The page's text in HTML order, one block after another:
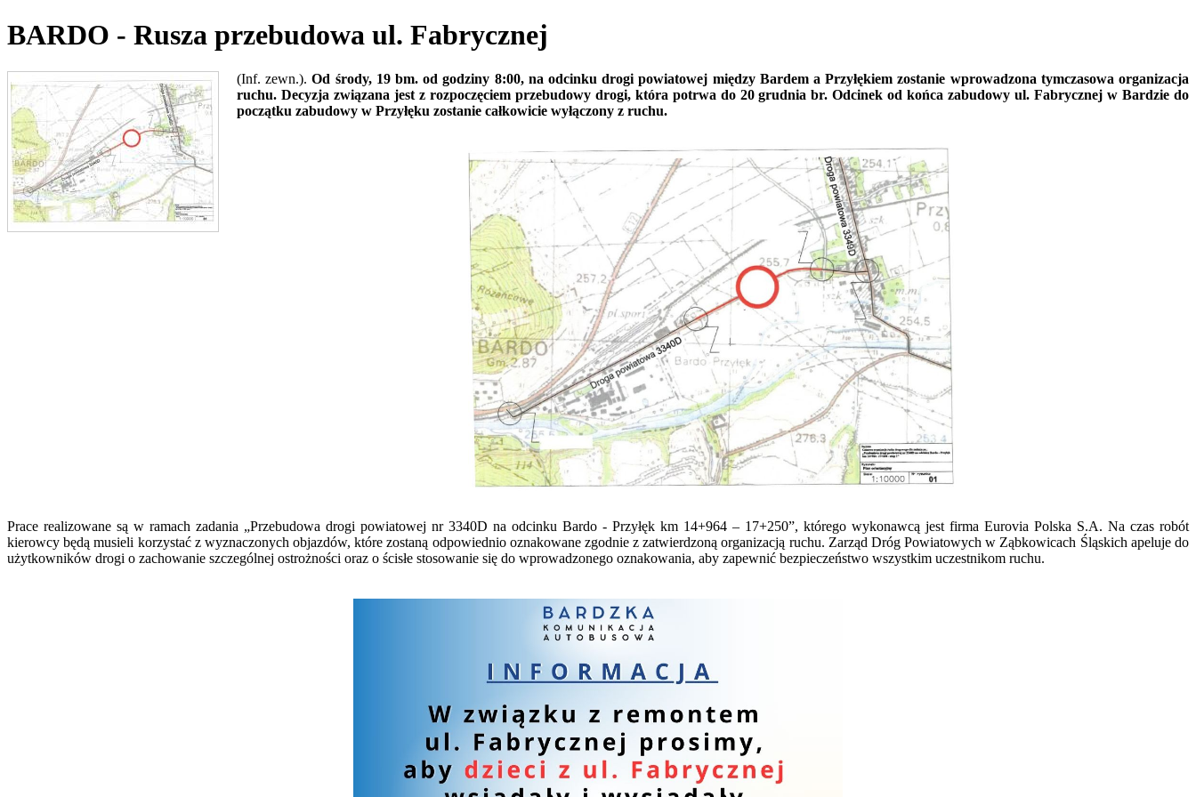
BARDO - Rusza przebudowa ul. Fabrycznej
(Inf. zewn.).Od środy, 19 bm. od godziny 8:00, na odcinku drogi powiatowej między Bardem a Przyłękiem zostanie wprowadzona tymczasowa organizacja
ruchu. Decyzja związana jest z rozpoczęciem przebudowy drogi, która potrwa do 20 grudnia br. Odcinek od końca zabudowy ul. Fabrycznej w Bardzie do
początku zabudowy w Przyłęku zostanie całkowicie wyłączony z ruchu.
Prace realizowane są w ramach zadania „Przebudowa drogi powiatowej nr 3340D na odcinku Bardo - Przyłęk km 14+964 – 17+250”, którego wykonawcą jest firma Eurovia Polska S.A. Na czas robót
kierowcy będą musieli korzystać z wyznaczonych objazdów, które zostaną odpowiednio oznakowane zgodnie z zatwierdzoną organizacją ruchu. Zarząd Dróg Powiatowych w Ząbkowicach Śląskich apeluje do
użytkowników drogi o zachowanie szczególnej ostrożności oraz o ścisłe stosowanie się do wprowadzonego oznakowania, aby zapewnić bezpieczeństwo wszystkim uczestnikom ruchu.